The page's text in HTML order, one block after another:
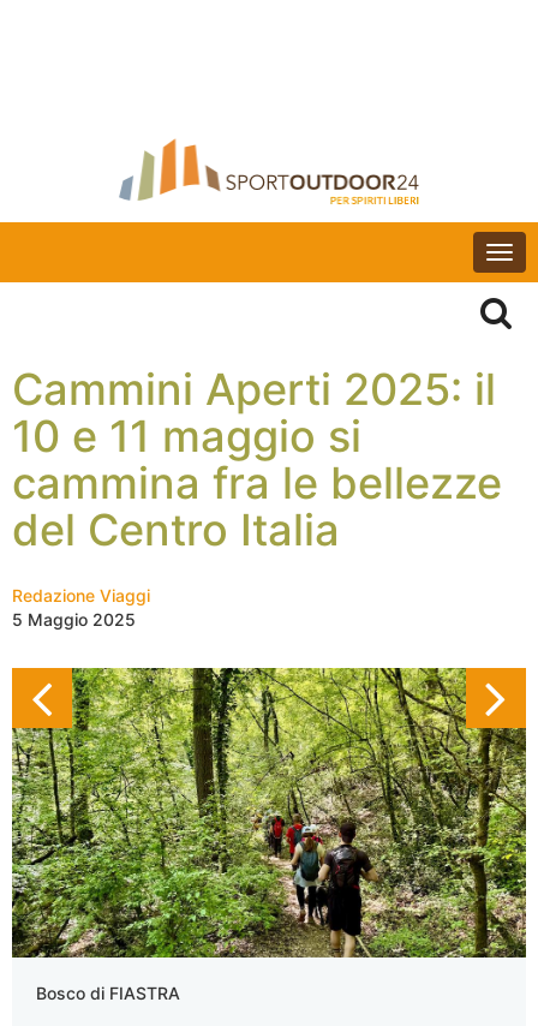
Cammini Aperti 2025: il
10 e 11 maggio si
cammina fra le bellezze
del Centro Italia
Redazione Viaggi
5 Maggio 2025
Bosco di FIASTRA